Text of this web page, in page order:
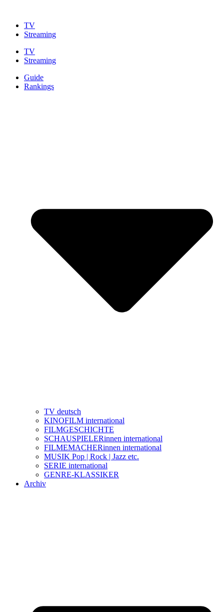
springenTV
Streaming
TV
Streaming
Guide
Rankings
TV deutsch
KINOFILM international
FILMGESCHICHTE
SCHAUSPIELERinnen international
FILMEMACHERinnen international
MUSIK Pop | Rock | Jazz etc.
SERIE international
GENRE-KLASSIKER
Archiv